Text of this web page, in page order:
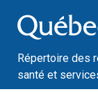
au
contenu
Répertoire des
santé et